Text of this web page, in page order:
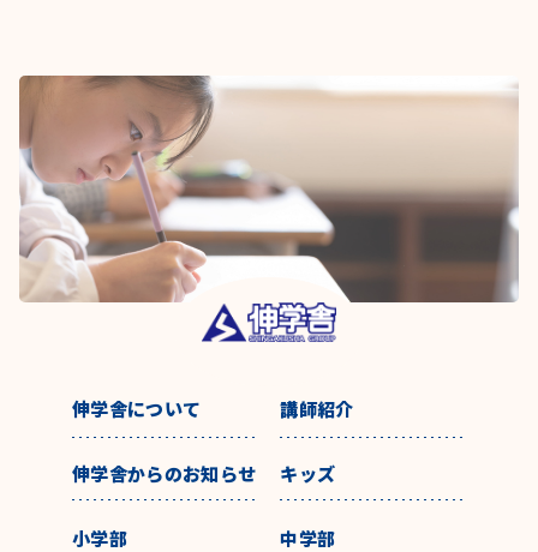
伸学舎について 講師紹介
伸学舎からのお知らせ キッズ
小学部 中学部